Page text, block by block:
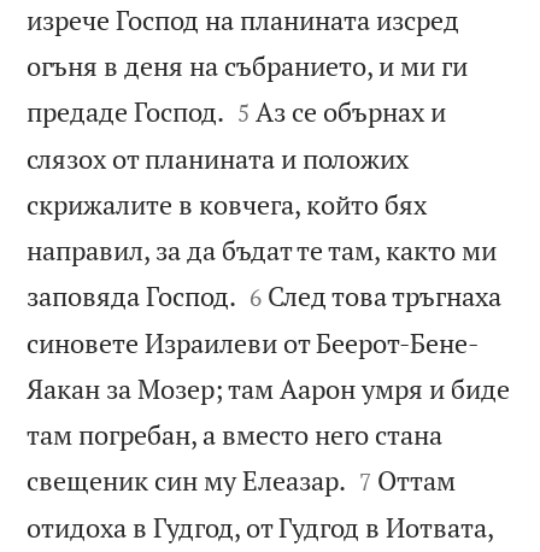
изрече Господ на планината изсред
огъня в деня на събранието, и ми ги
предаде Господ. 

5 Аз се обърнах и
слязох от планината и положих
скрижалите в ковчега, който бях
направил, за да бъдат те там, както ми
заповяда Господ. 

6 След това тръгнаха
синовете Израилеви от Беерот-Бене-
Яакан за Мозер; там Аарон умря и биде
там погребан, а вместо него стана
свещеник син му Елеазар. 

7 Оттам
отидоха в Гудгод, от Гудгод в Иотвата,